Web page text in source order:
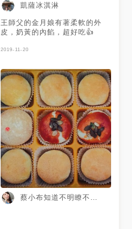
凱薩冰淇淋
王師父的金月娘有著柔軟的外
皮，奶黃的內餡，超好吃👍
2019-11-20